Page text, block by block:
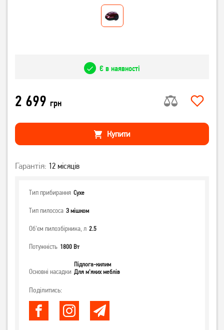
Є в наявності
2 699 грн
Купити
Гарантія: 12 місяців
Тип прибирання Сухе
Тип пилососа З мішком
Об'єм пилозбірника, л 2.5
Потужність 1800 Вт
Основні насадки
Підлога-килим
Для м'яких меблів
Поділитись: